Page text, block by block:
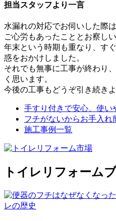
担当スタッフより一言
水漏れの対応でお伺いした際
ご心労もあったこととお察しい
年末という時期も重なり、す
惑をおかけしました。
それでも無事に工事が終わり
く思います。
今後の工事もどうぞ引き続き
手すり付きで安心、使い
フチがないからお手入れ
施工事例一覧
トイレリフォーム